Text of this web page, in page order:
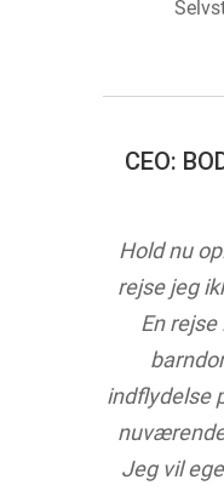
CEO:
Hold nu
rejse jeg
En
indflydelse
Jeg vil